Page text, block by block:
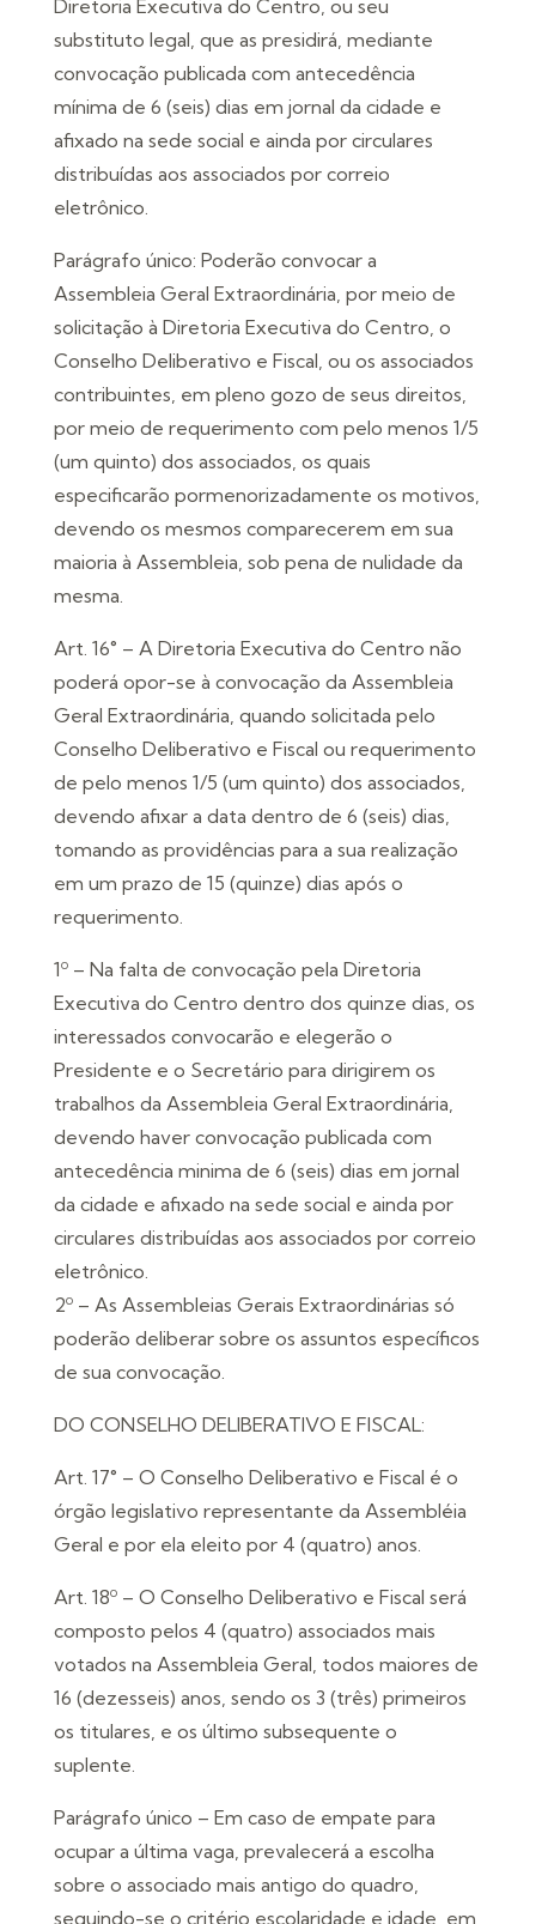
Diretoria Executiva do Centro, ou seu
substituto legal, que as presidirá, mediante
convocação publicada com antecedência
mínima de 6 (seis) dias em jornal da cidade e
afixado na sede social e ainda por circulares
distribuídas aos associados por correio
eletrônico.
Parágrafo único: Poderão convocar a
Assembleia Geral Extraordinária, por meio de
solicitação à Diretoria Executiva do Centro, o
Conselho Deliberativo e Fiscal, ou os associados
contribuintes, em pleno gozo de seus direitos,
por meio de requerimento com pelo menos 1/5
(um quinto) dos associados, os quais
especificarão pormenorizadamente os motivos,
devendo os mesmos comparecerem em sua
maioria à Assembleia, sob pena de nulidade da
mesma.
Art. 16° – A Diretoria Executiva do Centro não
poderá opor-se à convocação da Assembleia
Geral Extraordinária, quando solicitada pelo
Conselho Deliberativo e Fiscal ou requerimento
de pelo menos 1/5 (um quinto) dos associados,
devendo afixar a data dentro de 6 (seis) dias,
tomando as providências para a sua realização
em um prazo de 15 (quinze) dias após o
requerimento.
1º – Na falta de convocação pela Diretoria
Executiva do Centro dentro dos quinze dias, os
interessados convocarão e elegerão o
Presidente e o Secretário para dirigirem os
trabalhos da Assembleia Geral Extraordinária,
devendo haver convocação publicada com
antecedência minima de 6 (seis) dias em jornal
da cidade e afixado na sede social e ainda por
circulares distribuídas aos associados por correio
eletrônico.
2º – As Assembleias Gerais Extraordinárias só
poderão deliberar sobre os assuntos específicos
de sua convocação.
DO CONSELHO DELIBERATIVO E FISCAL:
Art. 17° – O Conselho Deliberativo e Fiscal é o
órgão legislativo representante da Assembléia
Geral e por ela eleito por 4 (quatro) anos.
Art. 18º – O Conselho Deliberativo e Fiscal será
composto pelos 4 (quatro) associados mais
votados na Assembleia Geral, todos maiores de
16 (dezesseis) anos, sendo os 3 (três) primeiros
os titulares, e os último subsequente o
suplente.
Parágrafo único – Em caso de empate para
ocupar a última vaga, prevalecerá a escolha
sobre o associado mais antigo do quadro,
seguindo-se o critério escolaridade e idade, em